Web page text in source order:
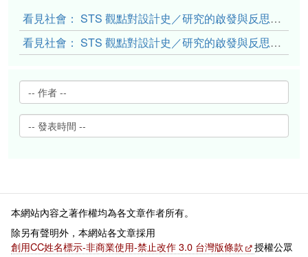
看見社會： STS 觀點對設計史／研究的啟發與反思（下）
看見社會： STS 觀點對設計史／研究的啟發與反思（上）
本網站內容之著作權均為各文章作者所有。
除另有聲明外，本網站各文章採用
創用CC姓名標示-非商業使用-禁止改作 3.0 台灣版條款
授權公眾